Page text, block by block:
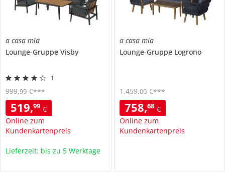
a casa mia
Lounge-Gruppe Visby
1
519,99 €
Online zum
Kundenkartenpreis
999,99 €***
Lieferzeit: bis zu 5 Werktage
a casa mia
Lounge-Gruppe Logrono
758,68 €
Online zum
Kundenkartenpreis
1.459,00 €***